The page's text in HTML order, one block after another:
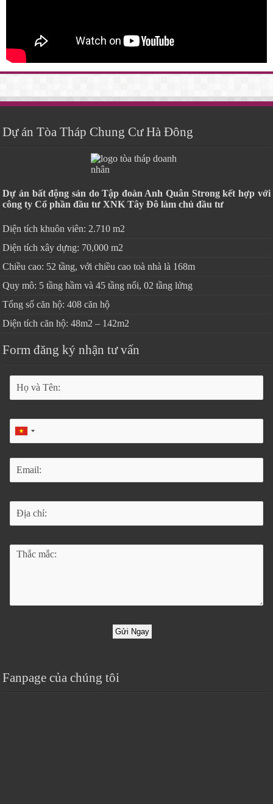
Dự án Tòa Tháp Chung Cư Hà Đông
Dự án bất động sản do Tập đoàn Anh Quân Strong kết hợp với
công ty Cổ phần đầu tư XNK Tây Đô làm chủ đầu tư
Diện tích khuôn viên: 2.710 m2
Diện tích xây dựng: 70,000 m2
Chiều cao: 52 tầng, với chiều cao toà nhà là 168m
Quy mô: 5 tầng hầm và 45 tầng nổi, 02 tầng lửng
Tổng số căn hộ: 408 căn hộ
Diện tích căn hộ: 48m2 – 142m2
Form đăng ký nhận tư vấn
Gửi Ngay
Fanpage của chúng tôi